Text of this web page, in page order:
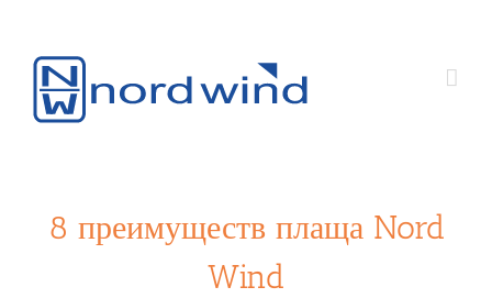
8 преимуществ плаща Nord
Wind